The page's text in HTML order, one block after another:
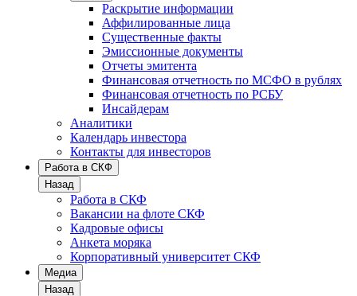
Раскрытие информации
Аффилированные лица
Существенные факты
Эмиссионные документы
Отчеты эмитента
Финансовая отчетность по МСФО в рублях
Финансовая отчетность по РСБУ
Инсайдерам
Аналитики
Календарь инвестора
Контакты для инвесторов
Работа в СКФ
Назад
Работа в СКФ
Вакансии на флоте СКФ
Кадровые офисы
Анкета моряка
Корпоративный университет СКФ
Медиа
Назад